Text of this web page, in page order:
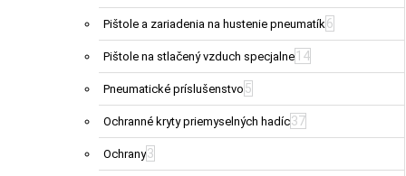
Pištole a zariadenia na hustenie pneumatík6
Pištole na stlačený vzduch specjalne 14
Pneumatické príslušenstvo 5
Ochranné kryty priemyselných hadíc37
Ochrany3